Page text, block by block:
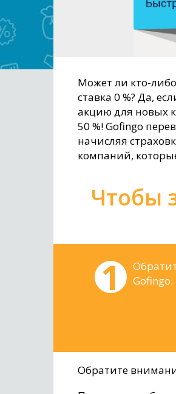
Может ли кто-
ставка 0 %? Да,
акцию для новых
50 %! Gofingo
начисляя
компаний,
Чтобы
Gofingo.
Обратите